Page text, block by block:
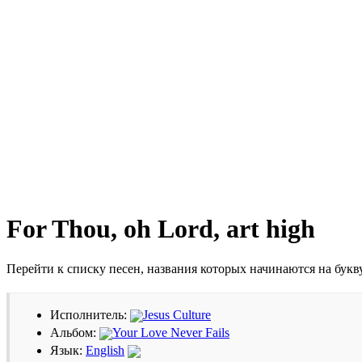
For Thou, oh Lord, art high
Перейти к списку песен, названия которых начинаются на
Исполнитель:
Jesus Culture
Альбом:
Your Love Never Fails
Язык: English